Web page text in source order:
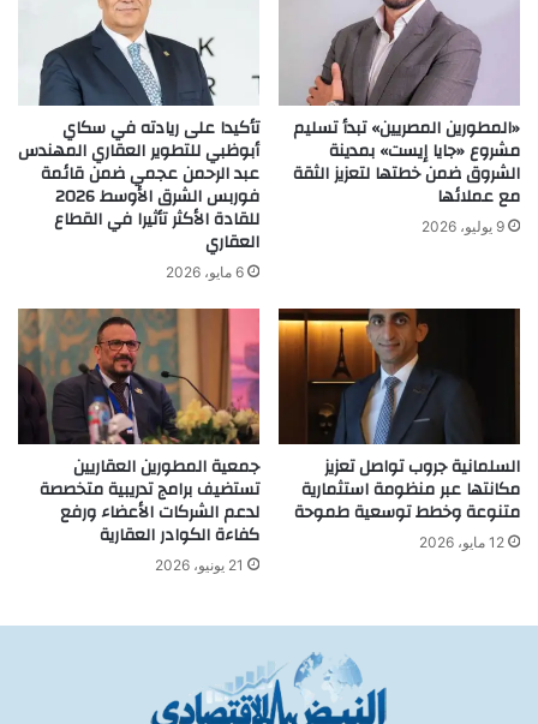
«المطورين المصريين» تبدأ تسليم
مشروع «جايا إيست» بمدينة
الشروق ضمن خطتها لتعزيز الثقة
مع عملائها
9 يوليو، 2026
تأكيدا على ريادته في سكاي
أبوظبي للتطوير العقاري المهندس
عبد الرحمن عجمي ضمن قائمة
فوربس الشرق الأوسط 2026
للقادة الأكثر تأثيرا في القطاع
العقاري
6 مايو، 2026
السلمانية جروب تواصل تعزيز
مكانتها عبر منظومة استثمارية
متنوعة وخطط توسعية طموحة
12 مايو، 2026
جمعية المطورين العقاريين
تستضيف برامج تدريبية متخصصة
لدعم الشركات الأعضاء ورفع
كفاءة الكوادر العقارية
21 يونيو، 2026